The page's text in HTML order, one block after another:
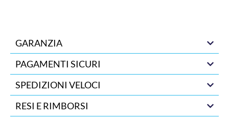
GARANZIA
PAGAMENTI SICURI
SPEDIZIONI VELOCI
RESI E RIMBORSI